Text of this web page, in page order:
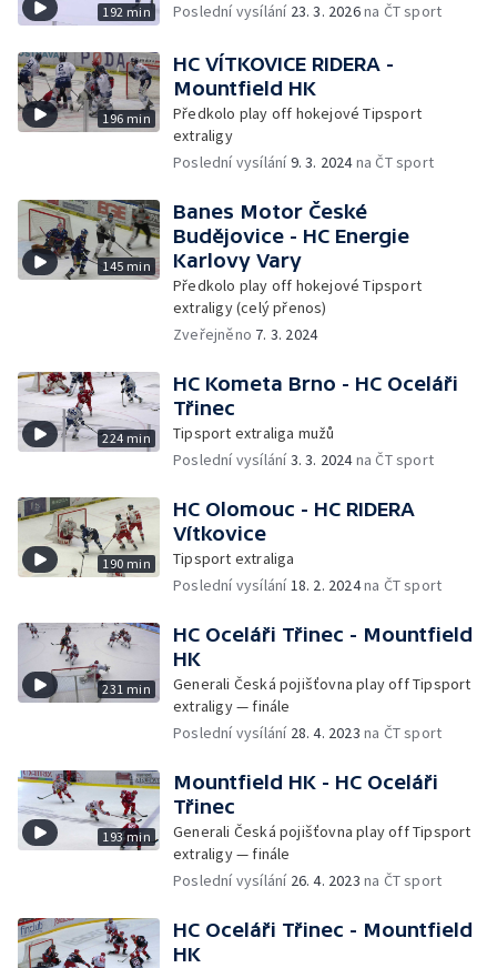
192 min Poslední vysílání 23. 3. 2026na ČT sport
196 min
HC VÍTKOVICE RIDERA -
Mountfield HK
Předkolo play off hokejové Tipsport
extraligy
Poslední vysílání9. 3. 2024na ČT sport
145 min
Banes Motor České
Budějovice - HC Energie
Karlovy Vary
Předkolo play off hokejové Tipsport
extraligy (celý přenos)
Zveřejněno 7. 3. 2024
224 min
HC Kometa Brno - HC Oceláři
Třinec
Tipsport extraliga mužů
Poslední vysílání3. 3. 2024na ČT sport
190 min
HC Olomouc - HC RIDERA
Vítkovice
Tipsport extraliga
Poslední vysílání18. 2. 2024na ČT sport
231 min
HC Oceláři Třinec - Mountfield
HK
Generali Česká pojišťovna play off Tipsport
extraligy — finále
Poslední vysílání 28. 4. 2023 na ČT sport
193 min
Mountfield HK - HC Oceláři
Třinec
Generali Česká pojišťovna play off Tipsport
extraligy — finále
Poslední vysílání 26. 4. 2023 na ČT sport
HC Oceláři Třinec - Mountfield
HK